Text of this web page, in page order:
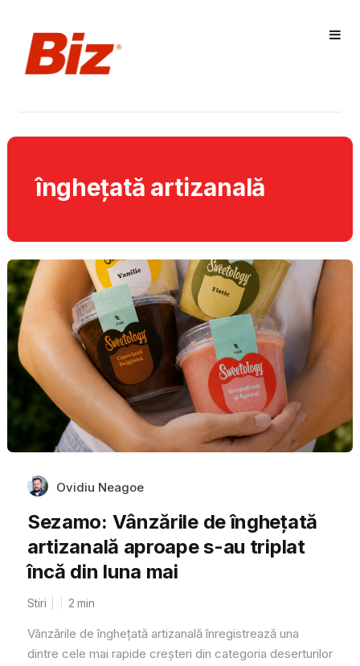
înghețată artizanală
Ovidiu Neagoe
Sezamo: Vânzările de înghețată
artizanală aproape s-au triplat
încă din luna mai
Stiri 2 min
Vânzările de înghețată artizanală înregistrează una
dintre cele mai rapide creșteri din categoria deserturilor